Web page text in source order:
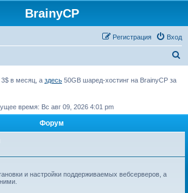
BrainyCP
Вход
Регистрация
к
3$ в месяц, а здесь 50GB шаред-хостинг на BrainyCP за
время: Вс авг 09, 2026 4:01 pm
Форум
и настройки поддерживаемых вебсерверов, а